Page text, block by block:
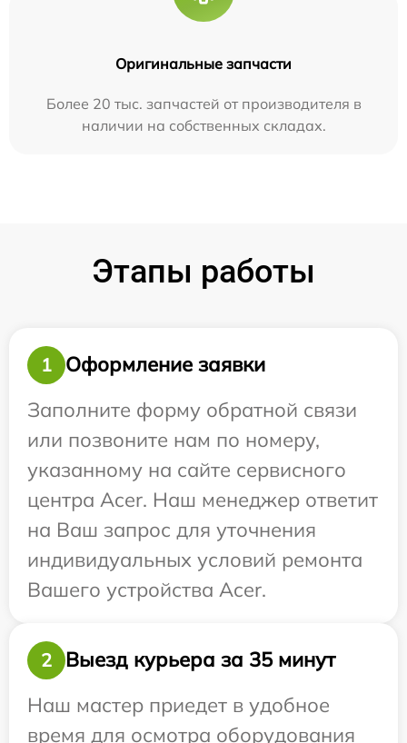
Оригинальные запчасти
Более 20 тыс. запчастей от производителя в
наличии на собственных складах.
Этапы работы
1
Оформление заявки
Заполните форму обратной связи
или позвоните нам по номеру,
указанному на сайте сервисного
центра Acer. Наш менеджер ответит
на Ваш запрос для уточнения
индивидуальных условий ремонта
Вашего устройства Acer.
2
Выезд курьера за 35 минут
Наш мастер приедет в удобное
время для осмотра оборудования